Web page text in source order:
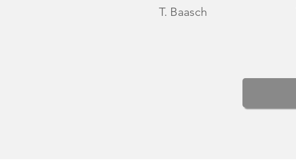
T. Baasch